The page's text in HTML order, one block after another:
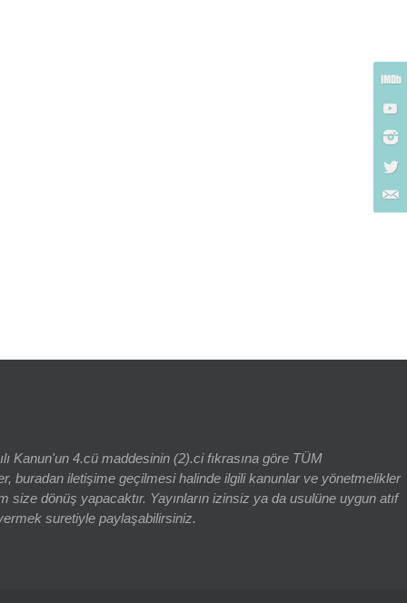
Kanun'un 4.cü maddesinin (2).ci fıkrasına göre TÜM
buradan iletişime geçilmesi halinde ilgili kanunlar ve yönetmelikler
dönüş yapacaktır. Yayınların izinsiz ya da usulüne uygun atıf
suretiyle paylaşabilirsiniz.